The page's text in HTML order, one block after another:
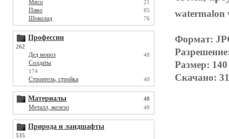
Мясо 21
Пиво 85
Шоколад 76
Профессии
262
Дед мороз 48
Солдаты
174
Строитель, стройка 40
Материалы 48
Металл, железо 48
Природа и ландшафты
535
watermalon
Формат:
Размер:
Скачано: